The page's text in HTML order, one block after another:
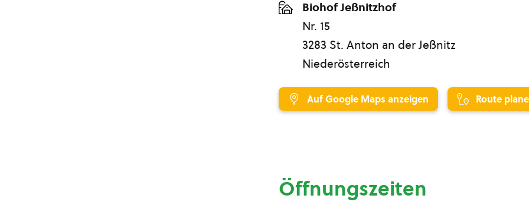
Biohof Jeßnitzhof
Nr. 15
3283 St. Anton an der Jeßnitz
Niederösterreich
Auf Google Maps anzeigen Route
Öffnungszeiten